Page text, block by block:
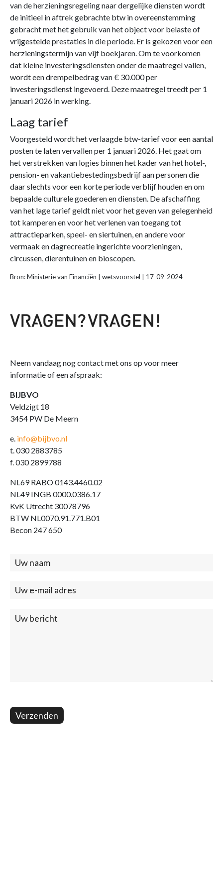
van de herzieningsregeling naar dergelijke diensten wordt
de initieel in aftrek gebrachte btw in overeenstemming
gebracht met het gebruik van het object voor belaste of
vrijgestelde prestaties in die periode. Er is gekozen voor een
herzieningstermijn van vijf boekjaren. Om te voorkomen
dat kleine investeringsdiensten onder de maatregel vallen,
wordt een drempelbedrag van € 30.000 per
investeringsdienst ingevoerd. Deze maatregel treedt per 1
januari 2026 in werking.
Laag tarief
Voorgesteld wordt het verlaagde btw-tarief voor een aantal
posten te laten vervallen per 1 januari 2026. Het gaat om
het verstrekken van logies binnen het kader van het hotel-,
pension- en vakantiebestedingsbedrijf aan personen die
daar slechts voor een korte periode verblijf houden en om
bepaalde culturele goederen en diensten. De afschaffing
van het lage tarief geldt niet voor het geven van gelegenheid
tot kamperen en voor het verlenen van toegang tot
attractieparken, speel- en siertuinen, en andere voor
vermaak en dagrecreatie ingerichte voorzieningen,
circussen, dierentuinen en bioscopen.
Bron: Ministerie van Financiën | wetsvoorstel | 17-09-2024
Neem vandaag nog contact met ons op voor meer
informatie of een afspraak:
BIJBVO
Veldzigt 18
3454 PW De Meern
e. info@bijbvo.nl
t. 030 2883785
f. 030 2899788
NL69 RABO 0143.4460.02
NL49 INGB 0000.0386.17
KvK Utrecht 30078796
BTW NL0070.91.771.B01
Becon 247 650
Contact
Verzenden